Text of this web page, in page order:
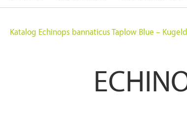
Katalog Echinops bannaticus Taplow Blue –